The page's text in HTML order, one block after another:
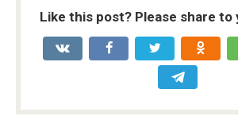
Like this post? Please share